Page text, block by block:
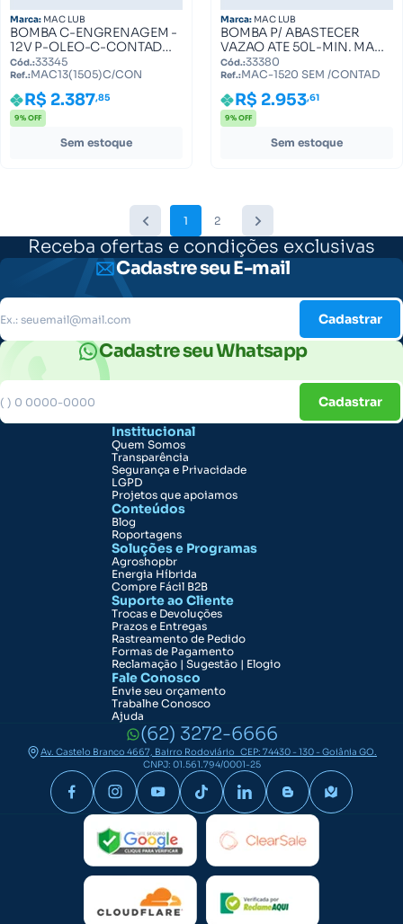
Marca: MAC LUB
BOMBA C-ENGRENAGEM -
12V P-OLEO-C-CONTADOR
25 L MIN MAC13 (ML
0013.2505)
MAC13(1505)C/CON
Cód.:33345
Ref.:MAC13(1505)C/CON
R$ 2.387,85
9% OFF
Sem estoque
Marca: MAC LUB
BOMBA P/ ABASTECER
VAZAO ATE 50L-MIN. MAC-
1520 SEM /CONTADOR (MG
1520.0000) MAC-1520 SEM
/CONTAD
Cód.:33380
Ref.:MAC-1520 SEM /CONTAD
R$ 2.953,61
9% OFF
Sem estoque
1 2
Receba ofertas e condições exclusivas
Cadastre seu E-mail
Cadastrar
Cadastre seu Whatsapp
Cadastrar
Institucional
Quem Somos
Transparência
Segurança e Privacidade
LGPD
Projetos que apoiamos
Conteúdos
Blog
Roportagens
Soluções e Programas
Agroshopbr
Energia Híbrida
Compre Fácil B2B
Suporte ao Cliente
Trocas e Devoluções
Prazos e Entregas
Rastreamento de Pedido
Formas de Pagamento
Reclamação | Sugestão | Elogio
Fale Conosco
Envie seu orçamento
Trabalhe Conosco
Ajuda
(62) 3272-6666
Av. Castelo Branco 4667, Bairro Rodoviário CEP: 74430 - 130 - Goiânia GO.
CNPJ: 01.561.794/0001-25